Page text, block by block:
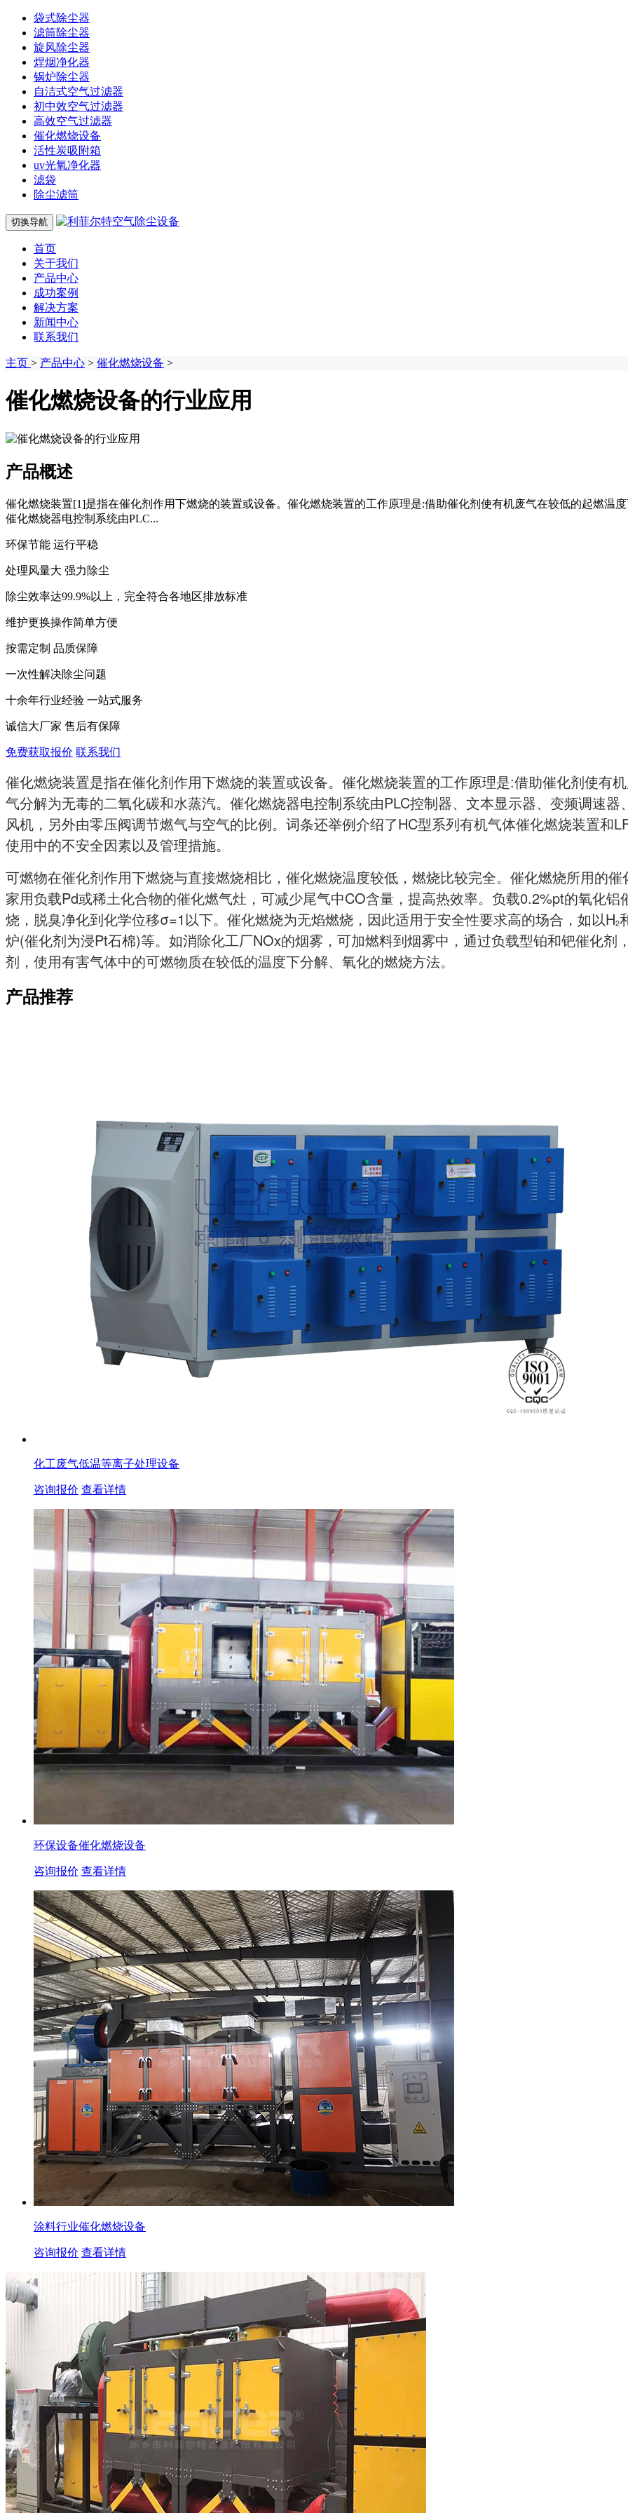
袋式除尘器
滤筒除尘器
旋风除尘器
焊烟净化器
锅炉除尘器
自洁式空气过滤器
初中效空气过滤器
高效空气过滤器
催化燃烧设备
活性炭吸附箱
uv光氧净化器
滤袋
除尘滤筒
切换导航
首页
关于我们
产品中心
成功案例
解决方案
新闻中心
联系我们
主页 > 产品中心 > 催化燃烧设备 >
催化燃烧设备的行业应用
产品概述
催化燃烧装置[1]是指在催化剂作用下燃烧的装置或设备。催化燃烧装置的工作原理是:借助催化剂使有机废气在较低的起燃温
催化燃烧器电控制系统由PLC...
环保节能 运行平稳
处理风量大 强力除尘
除尘效率达99.9%以上，完全符合各地区排放标准
维护更换操作简单方便
按需定制 品质保障
一次性解决除尘问题
十余年行业经验 一站式服务
诚信大厂家 售后有保障
免费获取报价 联系我们
催化燃烧装置是指在催化剂作用下燃烧的装置或设备。催化燃烧装置的工作原理是:借助催化剂使有
气分解为无毒的二氧化碳和水蒸汽。催化燃烧器电控制系统由PLC控制器、文本显示器、变频调速
风机，另外由零压阀调节燃气与空气的比例。词条还举例介绍了HC型系列有机气体催化燃烧装置和
使用中的不安全因素以及管理措施。
可燃物在催化剂作用下燃烧与直接燃烧相比，催化燃烧温度较低，燃烧比较完全。催化燃烧所用的
家用负载Pd或稀土化合物的催化燃气灶，可减少尾气中CO含量，提高热效率。负载0.2%pt的氧化
烧，脱臭净化到化学位移σ=1以下。催化燃烧为无焰燃烧，因此适用于安全性要求高的场合，如以H2
炉(催化剂为浸Pt石棉)等。如消除化工厂NOx的烟雾，可加燃料到烟雾中，通过负载型铂和钯催化剂
剂，使用有害气体中的可燃物质在较低的温度下分解、氧化的燃烧方法。
产品推荐
化工废气低温等离子处理设备
咨询报价 查看详情
环保设备催化燃烧设备
咨询报价 查看详情
涂料行业催化燃烧设备
咨询报价 查看详情